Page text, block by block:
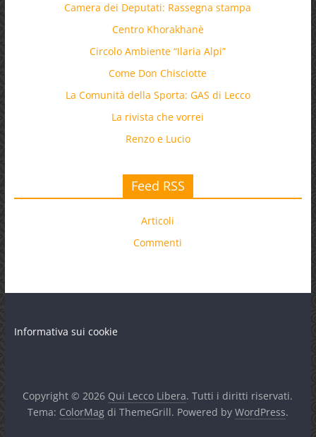
Camera dei Deputati: Rassegna stampa
Centro Khorakhanè
Circolo Ambiente “Ilaria Alpi”
Come Don Chisciotte
La Comunità della Sporta: GAS di Lecco
La rivista che vorrei
Renzo e Lucio
Feed RSS
Articoli
Commenti
Informativa sui cookie
Copyright © 2026 Qui Lecco Libera. Tutti i diritti riservati.
Tema: ColorMagdi ThemeGrill. Powered by WordPress.